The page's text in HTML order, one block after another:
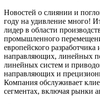
Новостей о слиянии и
году на удивление много!
лидер в области
промышленного
европейского
направляющих, линейных
линейных систем и
направляющих и
Компания обслуживает
сегментах, включая рынки